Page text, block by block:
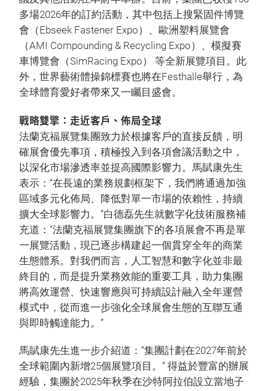
多場2026年的訂約活動，其中包括上搜緊固件博覽
會（Ebseek Fastener Expo）、歐洲塑料展覽會
（AMI Compounding & Recycling Expo）、模擬賽
車博覽會（SimRacing Expo） 等全新展覽項目。此
外，世界藝術體操錦標賽也將在Festhalle舉行，為
全球體育愛好者帶來又一矚目盛會。
戰略雙擎：走近客戶、佈局全球
法蘭克福展覽集團致力於根據客戶的直接反饋，明
確展會優先事項，積極投入到各項會議活動之中，
以深化市場滲透率並提高國際影響力。馬賦康先生
表示：“在長遠的業務規劃框架下，我們將通過加強
區域多元化佈局、降低對單一市場的依賴性，持續
擴大全球影響力。”白德磊先生就數字化技術服務補
充道：“法蘭克福展覽集團旗下的各項展會不再是單
一展覽活動，現已逐步構建起一個貫穿全年的商業
生態體系。對我們而言，人工智慧和數字化並非最
終目的，而是提升業務效能的重要工具，助力集團
將高效運營、快速響應與可持續設計融入全年運營
模式中，從而進一步強化全球展會生態的互聯互通
與即時觸達能力。”
馬賦康先生進一步介紹道：“集團計劃在2027年前於
全球範圍內新增25個展覽項目。” 得益於豐富的辦展
經驗，集團於2025年秋季在沙特阿拉伯設立當地子